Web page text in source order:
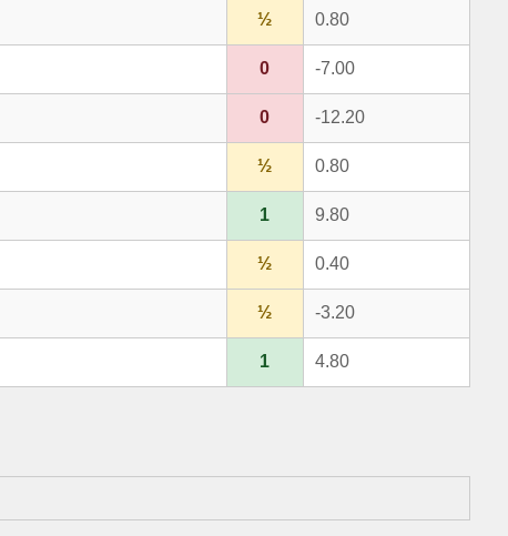
½ 0.80
0 -7.00
0 -12.20
½ 0.80
1 9.80
½ 0.40
½ -3.20
1 4.80